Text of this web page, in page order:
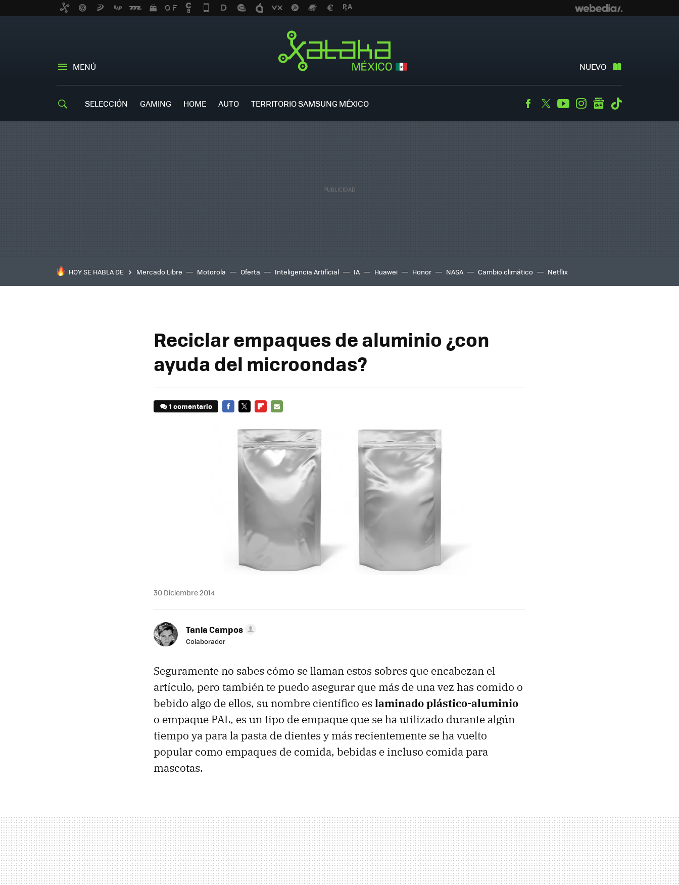
MENÚ NUEVO
SELECCIÓN GAMING HOME AUTO TERRITORIO SAMSUNG MÉXICO Facebook
TwitterYoutubeInstagramgooglenews
HOY SE HABLA DE Mercado Libre Motorola Oferta Inteligencia Artificial IA Huawei Honor NASA Cambio climático Netflix
Reciclar empaques de aluminio ¿con
ayuda del microondas?
1 comentario
MAIL
30 Diciembre 2014
Tania Campos
Colaborador
Seguramente no sabes cómo se llaman estos sobres que encabezan el
artículo, pero también te puedo asegurar que más de una vez has comido o
bebido algo de ellos, su nombre científico es laminado plástico-aluminio
o empaque PAL, es un tipo de empaque que se ha utilizado durante algún
tiempo ya para la pasta de dientes y más recientemente se ha vuelto
popular como empaques de comida, bebidas e incluso comida para
mascotas.